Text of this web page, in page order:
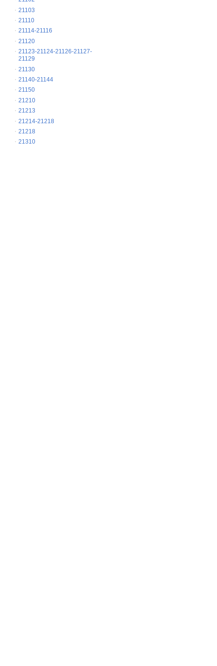
21103
21110
21114-21116
21120
21123-21124-21126-21127-
21129
21130
21140-21144
21150
21210
21213
21214-21218
21218
21310